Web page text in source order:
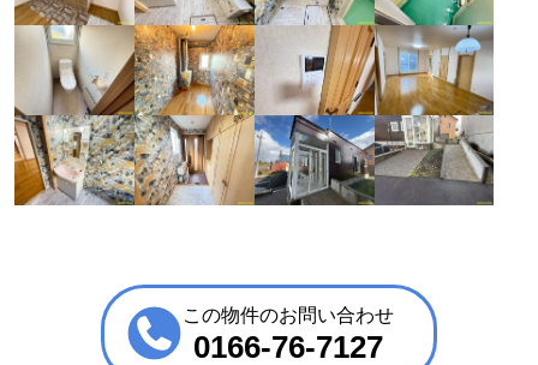
この物件のお問い合わせ
0166-76-7127